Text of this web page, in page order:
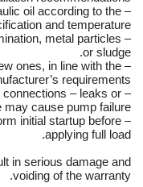
oil according to the
and temperature.
metal particles
or sludge.
ones, in line with the
requirements.
connections – leaks or
may cause pump failure.
initial startup before
applying full load.
in serious damage and
voiding of the warranty.